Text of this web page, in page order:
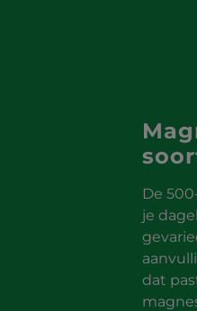
De
je
dat